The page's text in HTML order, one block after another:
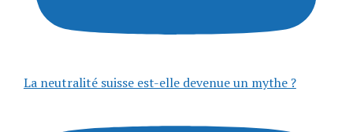
La neutralité suisse est-elle devenue un mythe ?